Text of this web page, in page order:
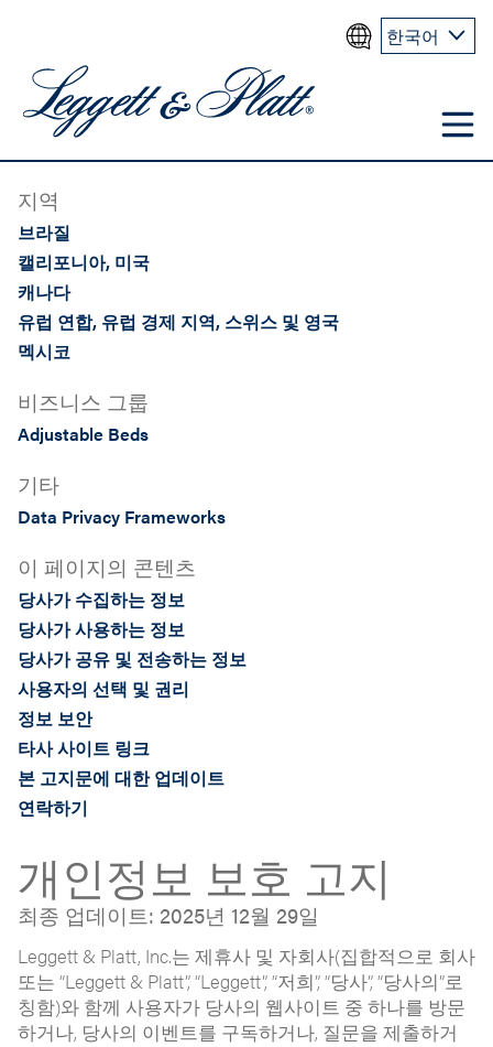
한국어
지역
브라질
캘리포니아, 미국
캐나다
유럽 연합, 유럽 경제 지역, 스위스 및 영국
멕시코
비즈니스 그룹
Adjustable Beds
기타
Data Privacy Frameworks
이 페이지의 콘텐츠
당사가 수집하는 정보
당사가 사용하는 정보
당사가 공유 및 전송하는 정보
사용자의 선택 및 권리
정보 보안
타사 사이트 링크
본 고지문에 대한 업데이트
연락하기
개인정보 보호 고지
최종 업데이트: 2025년 12월 29일
Leggett & Platt, Inc.는 제휴사 및 자회사(집합적으로 회사
또는 “Leggett & Platt”, “Leggett”, “저희”, “당사”, “당사의”로
칭함)와 함께 사용자가 당사의 웹사이트 중 하나를 방문
하거나, 당사의 이벤트를 구독하거나, 질문을 제출하거